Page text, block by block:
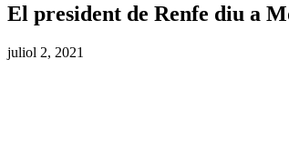
El president de Renfe diu a
juliol 2, 2021